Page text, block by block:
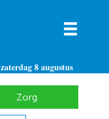
zaterdag 8 augustus
Zorg